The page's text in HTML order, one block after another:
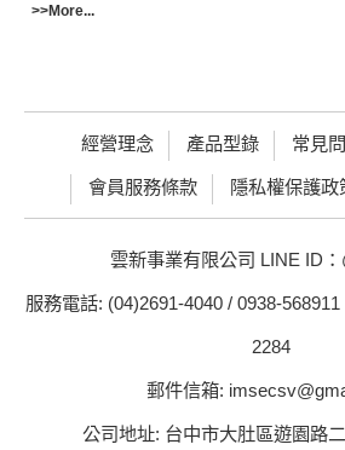
>>More...
經營理念 產品型錄 常見
會員服務條款 隱私權保護政
雲新事業有限公司 LINE ID
服務電話: (04)2691-4040 / 0938-
2284
郵件信箱:
公司地址: 台中市大肚區遊園路